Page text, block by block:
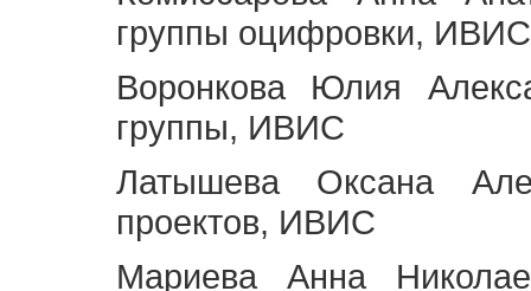
группы оцифровки, ИВИС
Воронкова Юлия
группы, ИВИС
Латышева Оксана
проектов, ИВИС
Мариева Анна